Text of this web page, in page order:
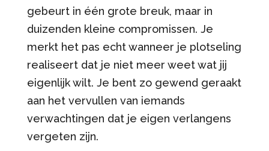
gebeurt in één grote breuk, maar in
duizenden kleine compromissen. Je
merkt het pas echt wanneer je plotseling
realiseert dat je niet meer weet wat jij
eigenlijk wilt. Je bent zo gewend geraakt
aan het vervullen van iemands
verwachtingen dat je eigen verlangens
vergeten zijn.